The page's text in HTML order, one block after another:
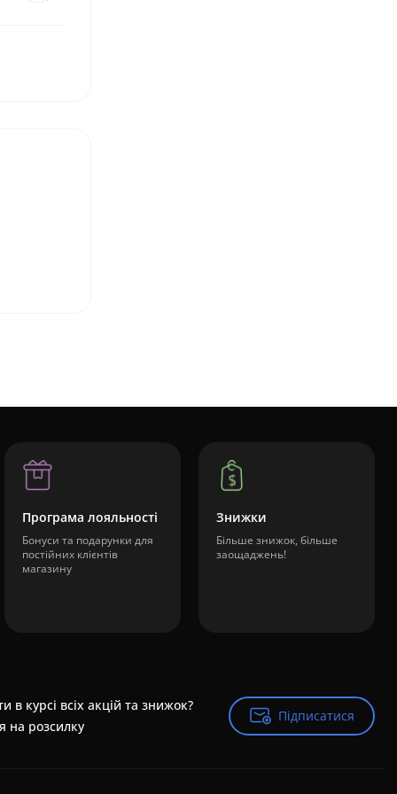
Програма лояльності
Бонуси та подарунки для
постійних клієнтів
магазину
Знижки
Більше знижок, більше
заощаджень!
в курсі всіх акцій та знижок?
на розсилку
Підписатися
Підписатися